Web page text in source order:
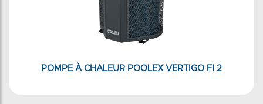
POMPE À CHALEUR POOLEX VERTIGO FI 2